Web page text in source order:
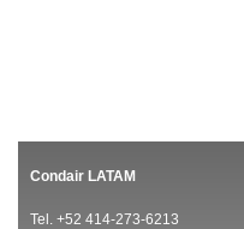
Condair LATAM
Tel. +52 414-273-6213